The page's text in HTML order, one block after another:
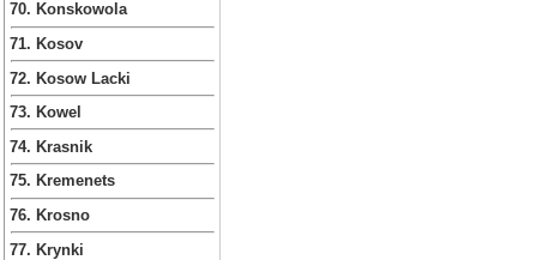
70. Konskowola
71. Kosov
72. Kosow Lacki
73. Kowel
74. Krasnik
75. Kremenets
76. Krosno
77. Krynki